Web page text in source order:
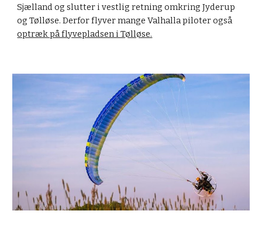
Sjælland og slutter i vestlig retning omkring Jyderup
og Tølløse. Derfor flyver mange Valhalla piloter også
optræk på flyvepladsen i Tølløse.